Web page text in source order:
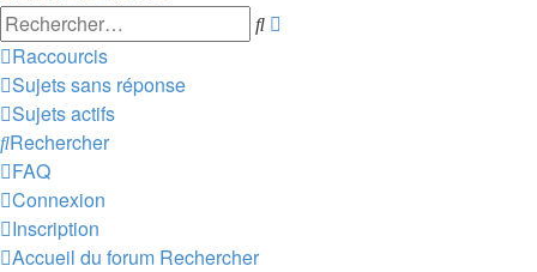
Rechercher
Raccourcis
Sujets sans réponse
Sujets actifs
Rechercher
FAQ
Connexion
Inscription
Accueil du forum Rechercher